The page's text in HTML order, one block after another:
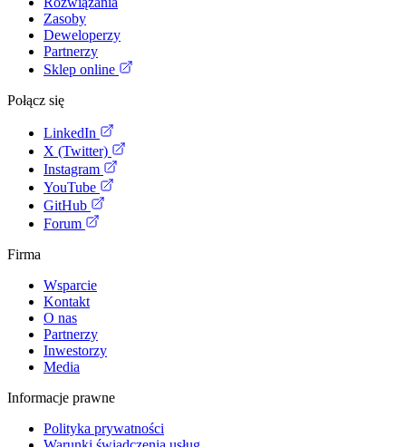
Zasoby
Deweloperzy
Partnerzy
Sklep online
Połącz się
LinkedIn
X (Twitter)
Instagram
YouTube
GitHub
Forum
Firma
Wsparcie
Kontakt
O nas
Partnerzy
Inwestorzy
Media
Informacje prawne
Polityka prywatności